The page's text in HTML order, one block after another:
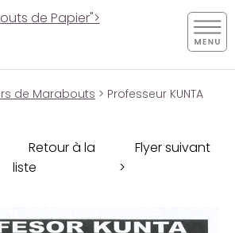
de Papier">
de Marabouts > Professeur KUNTA
Retour à la
liste
Flyer suivant
>